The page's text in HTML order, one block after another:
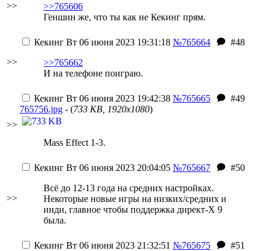
>>
>>765606
Геншин же, что ты как не Кекинг прям.
>>
Кекинг Вт 06 июня 2023 19:31:18 №765664
#48
>>765662
И на телефоне поиграю.
>>
Кекинг Вт 06 июня 2023 19:42:38 №765665
#49
765756.jpg - (733 KB, 1920x1080)
Mass Effect 1-3.
>>
Кекинг Вт 06 июня 2023 20:04:05 №765667
#50
Всё до 12-13 года на средних настройках.
Некоторые новые игры на низких/средних и
инди, главное чтобы поддержка директ-Х 9
была.
Кекинг Вт 06 июня 2023 21:32:51 №765675
#51